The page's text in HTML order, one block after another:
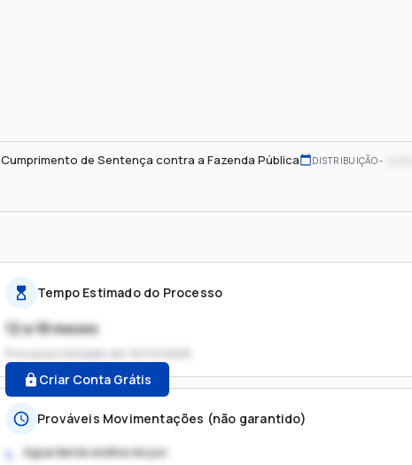
Cumprimento de Sentença contra a Fazenda Pública DISTRIBUIÇÃO
Tempo Estimado do Processo
12 a 18 meses
Processo iniciado em
Criar Conta Grátis
Prováveis Movimentações (não garantido)
1. Aguardando análise do juiz